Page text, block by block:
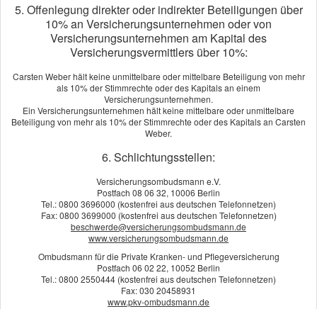
Jetzt unverbindlich vergleichen!
Impressum·Rechtliche Hinweise·Datenschutz·
5. Offenlegung direkter oder indirekter Beteiligungen über
10% an Versicherungsunternehmen oder von
Versicherungsunternehmen am Kapital des
Versicherungsvermittlers über 10%:
Carsten Weber hält keine unmittelbare oder mittelbare Beteiligung von mehr
als 10% der Stimmrechte oder des Kapitals an einem
Versicherungsunternehmen.
Ein Versicherungsunternehmen hält keine mittelbare oder unmittelbare
Beteiligung von mehr als 10% der Stimmrechte oder des Kapitals an Carsten
Weber.
6. Schlichtungsstellen:
Versicherungsombudsmann e.V.
Postfach 08 06 32, 10006 Berlin
Tel.: 0800 3696000 (kostenfrei aus deutschen Telefonnetzen)
Fax: 0800 3699000 (kostenfrei aus deutschen Telefonnetzen)
beschwerde@versicherungsombudsmann.de
www.versicherungsombudsmann.de
Ombudsmann für die Private Kranken- und Pflegeversicherung
Postfach 06 02 22, 10052 Berlin
Tel.: 0800 2550444 (kostenfrei aus deutschen Telefonnetzen)
Fax: 030 20458931
www.pkv-ombudsmann.de